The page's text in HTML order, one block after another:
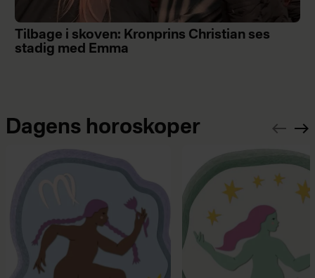
Tilbage i skoven: Kronprins Christian ses
stadig med Emma
Dagens horoskoper